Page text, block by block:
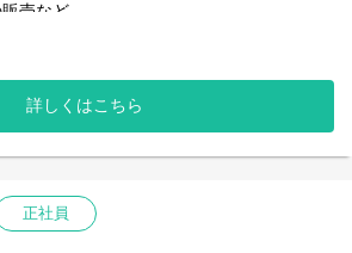
販売など
／日
科クリニック
設での往診同行がございます
すべて施設対応）
詳しくはこちら
正社員